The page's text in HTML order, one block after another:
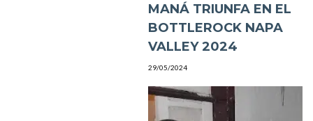
MANÁ TRIUNFA EN EL
BOTTLEROCK NAPA
VALLEY 2024
29/05/2024